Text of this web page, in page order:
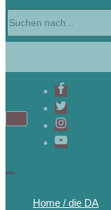
Navigations-
Navigations-
Home / die DA